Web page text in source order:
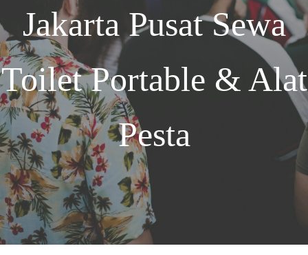
Jakarta Pusat Sewa
Toilet Portable & Alat
Pesta